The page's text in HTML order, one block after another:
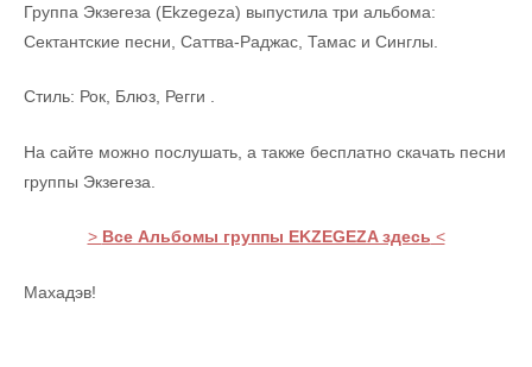
Группа Экзегеза (Ekzegeza) выпустила три альбома:
Сектантские песни, Саттва-Раджас, Тамас и Синглы.
Стиль: Рок, Блюз, Регги .
На сайте можно послушать, а также бесплатно скачать песни
группы Экзегеза.
> Все Альбомы группы EKZEGEZA здесь <
Махадэв!